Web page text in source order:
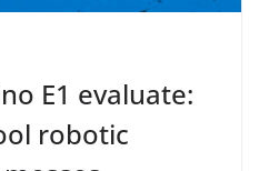
E1 evaluate:
robotic